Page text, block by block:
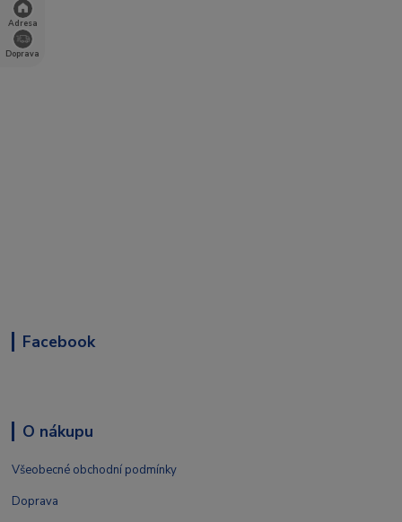
Adresa
Doprava
Facebook
O nákupu
Všeobecné obchodní podmínky
Doprava